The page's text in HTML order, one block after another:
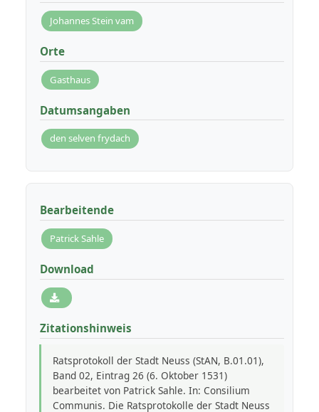
Johannes Stein vam
Orte
Gasthaus
Datumsangaben
den selven frydach
Bearbeitende
Patrick Sahle
Download
Zitationshinweis
Ratsprotokoll der Stadt Neuss (StAN, B.01.01),
Band 02, Eintrag 26 (6. Oktober 1531)
bearbeitet von Patrick Sahle. In: Consilium
Communis. Die Ratsprotokolle der Stadt Neuss